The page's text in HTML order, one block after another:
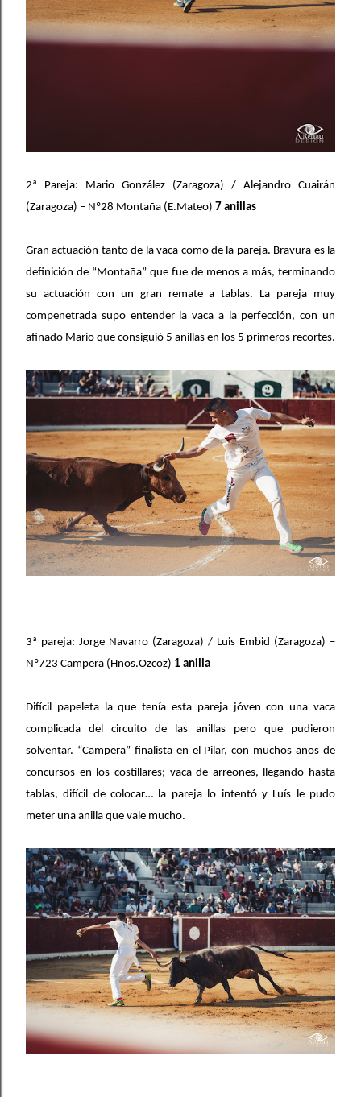
2ª Pareja: Mario González (Zaragoza) / Alejandro Cuairán
(Zaragoza) – Nº28 Montaña (E.Mateo) 7 anillas
Gran actuación tanto de la vaca como de la pareja. Bravura es la
definición de “Montaña” que fue de menos a más, terminando
su actuación con un gran remate a tablas. La pareja muy
compenetrada supo entender la vaca a la perfección, con un
afinado Mario que consiguió 5 anillas en los 5 primeros recortes.
3ª pareja: Jorge Navarro (Zaragoza) / Luis Embid (Zaragoza) –
Nº723 Campera (Hnos.Ozcoz) 1 anilla
Difícil papeleta la que tenía esta pareja jóven con una vaca
complicada del circuito de las anillas pero que pudieron
solventar. “Campera” finalista en el Pilar, con muchos años de
concursos en los costillares; vaca de arreones, llegando hasta
tablas, difícil de colocar… la pareja lo intentó y Luís le pudo
meter una anilla que vale mucho.